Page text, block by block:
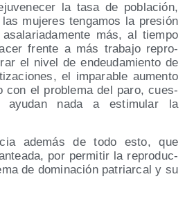
la tasa de pobla­ción,
muje­res ten­ga­mos la pre­sión
más, al tiem­po
fren­te a más tra­ba­jo repro­
el nivel de endeu­da­mien­to de
el impa­ra­ble aumen­to
con el pro­ble­ma del paro, cues­
ayu­dan nada a esti­mu­lar la
ade­más de todo esto, que
por per­mi­tir la repro­duc­
de domi­na­ción patriar­cal y su